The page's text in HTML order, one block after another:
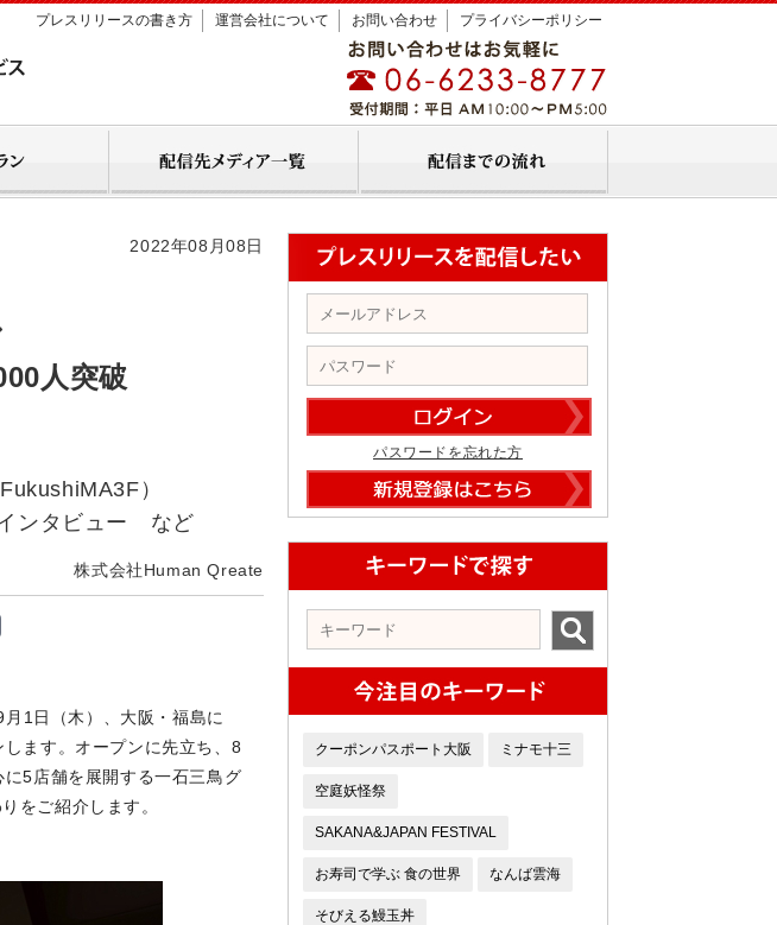
プレスリリースの書き方 運営会社について お問い合わせ プライバシーポリシー
2022年08月08日
人突破
）
ンタビュー など
株式会社Human Qreate
1日（木）、大阪・福島に
ます。オープンに先立ち、8
5店舗を展開する一石三鳥グ
をご紹介します。
パスワードを忘れた方
クーポンパスポート大阪 ミナモ十三
空庭妖怪祭
SAKANA&JAPAN FESTIVAL
お寿司で学ぶ 食の世界 なんば雲海
そびえる鰻玉丼